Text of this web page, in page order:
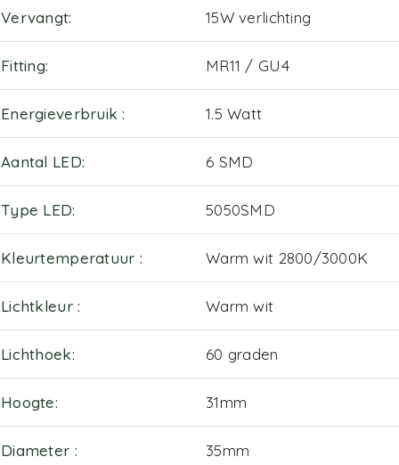
Vervangt 15W verlichting
Fitting MR11 / GU4
Energieverbruik 1.5 Watt
Aantal LED 6 SMD
Type LED 5050SMD
Kleurtemperatuur Warm wit 2800/3000K
Lichtkleur Warm wit
Lichthoek 60 graden
Hoogte 31mm
Diameter 35mm